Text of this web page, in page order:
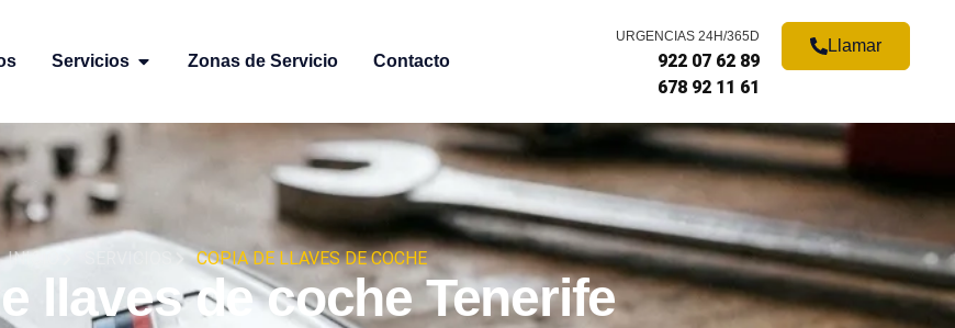
Servicios Zonas de Servicio Contacto
URGENCIAS 24H/365D
922 07 62 89
678 92 11 61
Llamar
INICIO COPIA DE LLAVES DE COCHE
llaves de coche Tenerife